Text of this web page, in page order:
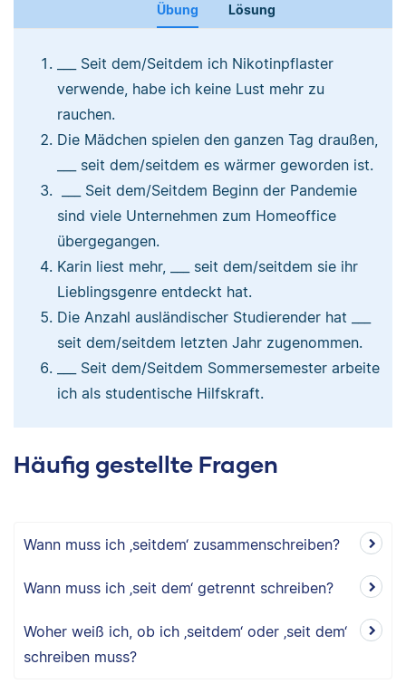
Übung Lösung
___ Seit dem/Seitdem ich Nikotinpflaster
verwende, habe ich keine Lust mehr zu
rauchen.
Die Mädchen spielen den ganzen Tag draußen,
___ seit dem/seitdem es wärmer geworden ist.
___ Seit dem/Seitdem Beginn der Pandemie
sind viele Unternehmen zum Homeoffice
übergegangen.
Karin liest mehr, ___ seit dem/seitdem sie ihr
Lieblingsgenre entdeckt hat.
Die Anzahl ausländischer Studierender hat ___
seit dem/seitdem letzten Jahr zugenommen.
___ Seit dem/Seitdem Sommersemester arbeite
ich als studentische Hilfskraft.
Häufig gestellte Fragen
Wann muss ich ‚seitdem‘ zusammenschreiben?
Wann muss ich ‚seit dem‘ getrennt schreiben?
Woher weiß ich, ob ich ‚seitdem‘ oder ‚seit dem‘
schreiben muss?